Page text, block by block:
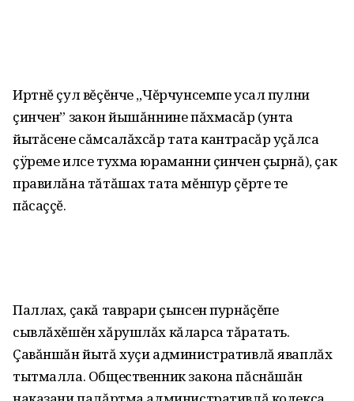
Иртнĕ çул вĕçĕнче „Чĕрчунсемпе усал пулни
çинчен” закон йышăннине пăхмасăр (унта
йытăсене сăмсалăхсăр тата кантрасăр уçăлса
çÿреме илсе тухма юраманни çинчен çырнă), çак
правилăна тăтăшах тата мĕнпур çĕрте те
пăсаççĕ.
Паллах, çакă таврари çынсен пурнăçĕпе
сывлăхĕшĕн хăрушлăх кăларса тăратать.
Çавăншăн йытă хуçи административлă яваплăх
тытмалла. Общественник закона пăснăшăн